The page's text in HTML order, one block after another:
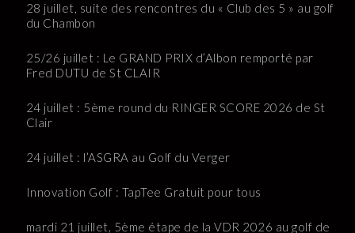
28 juillet, suite des rencontres du « Club des 5 » au golf
du Chambon
25/26 juillet : Le GRAND PRIX d’Albon remporté par
Fred DUTU de St CLAIR
24 juillet : 5ème round du RINGER SCORE 2026 de St
Clair
24 juillet : l’ASGRA au Golf du Verger
Innovation Golf : TapTee Gratuit pour tous
mardi 21 juillet, 5ème étape de la VDR 2026 au golf de